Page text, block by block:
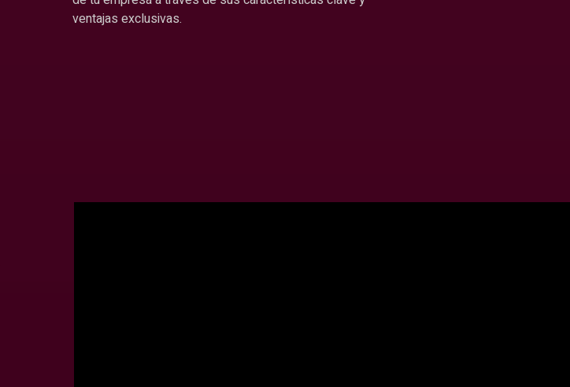
ventajas exclusivas.